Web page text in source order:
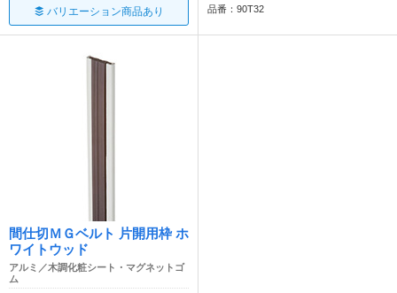
バリエーション商品あり 品番：90T32
間仕切ＭＧベルト 片開用枠 ホ
ワイトウッド
アルミ／木調化粧シート・マグネットゴ
ム